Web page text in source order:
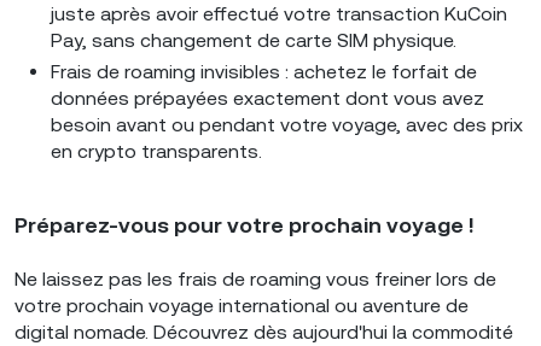
juste après avoir effectué votre transaction KuCoin
Pay, sans changement de carte SIM physique.
Frais de roaming invisibles : achetez le forfait de
données prépayées exactement dont vous avez
besoin avant ou pendant votre voyage, avec des prix
en crypto transparents.
Préparez-vous pour votre prochain voyage !
Ne laissez pas les frais de roaming vous freiner lors de
votre prochain voyage international ou aventure de
digital nomade. Découvrez dès aujourd'hui la commodité